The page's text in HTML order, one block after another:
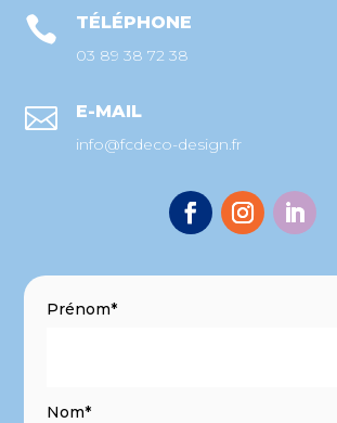
 TÉLÉPHONE
03 89 38 72 38
 E-MAIL
info@fcdeco-design.fr
Prénom*
Nom*